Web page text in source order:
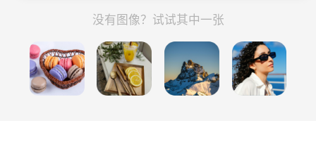
没有图像？试试其中一张